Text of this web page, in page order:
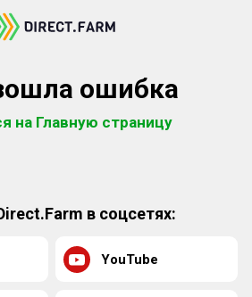
ошибка
на Главную страницу
в соцсетях:
YouTube